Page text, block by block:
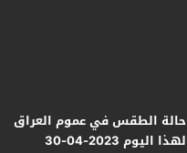
حالة الطقس في عموم العراق
لهذا اليوم 2023-04-30